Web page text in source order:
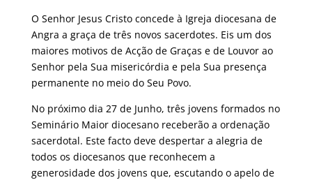
O Senhor Jesus Cristo concede à Igreja diocesana de
Angra a graça de três novos sacerdotes. Eis um dos
maiores motivos de Acção de Graças e de Louvor ao
Senhor pela Sua misericórdia e pela Sua presença
permanente no meio do Seu Povo.
No próximo dia 27 de Junho, três jovens formados no
Seminário Maior diocesano receberão a ordenação
sacerdotal. Este facto deve despertar a alegria de
todos os diocesanos que reconhecem a
generosidade dos jovens que, escutando o apelo de